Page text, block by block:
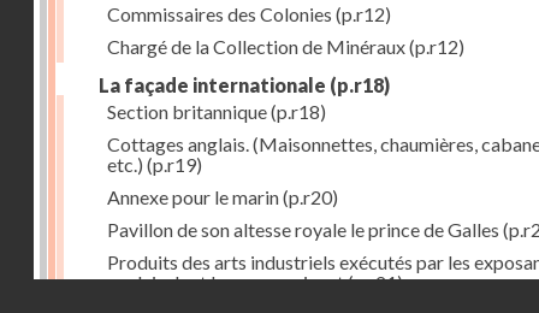
Commissaires des Colonies (p.r12)
Chargé de la Collection de Minéraux(p.r12)
La façade internationale (p.r18)
Section britannique(p.r18)
Cottages anglais. (Maisonnettes, chaumières,
etc.) (p.r19)
Annexe pour le marin(p.r20)
Pavillon de son altesse royale le prince de Galles
Produits des arts industriels exécutés par les
anglais dont les noms suivent(p.r21)